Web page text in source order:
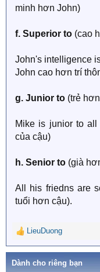
minh hơn John)
f. Superior to (cao
John's intelligence
John cao hơn trí
g. Junior to (trẻ
Mike is junior to
của cậu)
h. Senior to (già
All his friedns are
tuổi hơn cậu).
R
e
c
LieuDuong
Dành cho riêng bạn